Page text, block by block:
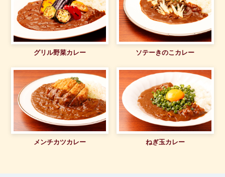
グリル野菜カレー ソテーきのこカレー
メンチカツカレー ねぎ玉カレー